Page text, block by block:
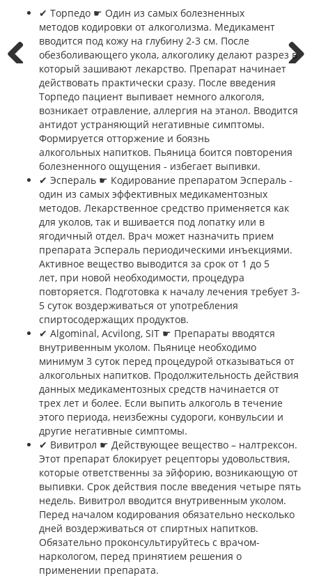
✔︎ Торпедо ☛ Один из самых болезненных
методов кодировки от алкоголизма. Медикамент
вводится под кожу на глубину 2-3 см. После
обезболивающего укола, алкоголику делают разрез в
который зашивают лекарство. Препарат начинает
действовать практически сразу. После введения
Торпедо пациент выпивает немного алкоголя,
возникает отравление, аллергия на этанол. Вводится
антидот устраняющий негативные симптомы.
Формируется отторжение и боязнь
алкогольных напитков. Пьяница боится повторения
болезненного ощущения - избегает выпивки.
✔︎ Эспераль ☛ Кодирование препаратом Эспераль -
один из самых эффективных медикаментозных
методов. Лекарственное средство применяется как
для уколов, так и вшивается под лопатку или в
ягодичный отдел. Врач может назначить прием
препарата Эспераль периодическими инъекциями.
Активное вещество выводится за срок от 1 до 5
лет, при новой необходимости, процедура
повторяется. Подготовка к началу лечения требует 3-
5 суток воздерживаться от употребления
спиртосодержащих продуктов.
✔︎ Algominal, Acvilong, SIT ☛ Препараты вводятся
внутривенным уколом. Пьянице необходимо
минимум 3 суток перед процедурой отказываться от
алкогольных напитков. Продолжительность действия
данных медикаментозных средств начинается от
трех лет и более. Если выпить алкоголь в течение
этого периода, неизбежны судороги, конвульсии и
другие негативные симптомы.
✔︎ Вивитрол ☛ Действующее вещество – налтрексон.
Этот препарат блокирует рецепторы удовольствия,
которые ответственны за эйфорию, возникающую от
выпивки. Срок действия после введения четыре пять
недель. Вивитрол вводится внутривенным уколом.
Перед началом кодирования обязательно несколько
дней воздерживаться от спиртных напитков.
Обязательно проконсультируйтесь с врачом-
наркологом, перед принятием решения о
применении препарата.